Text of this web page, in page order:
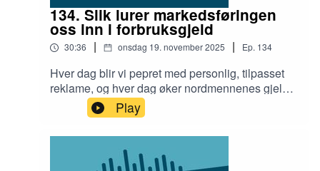
134. Slik lurer markedsføringen
oss inn i forbruksgjeld
30:36 | onsdag 19. november 2025 | Ep. 134
Hver dag blir vi pepret med personlig, tilpasset
reklame, og hver dag øker nordmennenes gjeld.
Hvordan påvirkes vi egentlig av markedsføring?
Og er «kjøp nå, betale senere»-funksjonen en
lettvint vei inn i en gjeldsspiral?Denne episoden
gir en liten forhåndsvisning av hva
Forbrukerkonferansen 2025 skal handle om. Du
Play